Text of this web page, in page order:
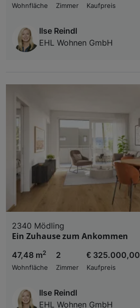
Wohnfläche
Zimmer Kaufpreis
Ilse Reindl
EHL Wohnen GmbH
2340 Mödling
Ein Zuhause zum Ankommen
47,48 m2
Wohnfläche
2
Zimmer
€ 325.000,00
Kaufpreis
Ilse Reindl
EHL Wohnen GmbH